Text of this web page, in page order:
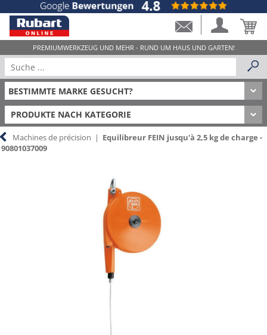
PRODUKTE NACH KATEGORIE
Machines de précision | Equilibreur FEIN jusqu'à 2,5 kg de charge -
90801037009